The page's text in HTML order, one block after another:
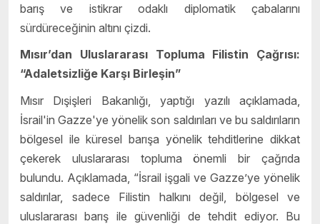
barış ve istikrar odaklı diplomatik çabalarını
sürdüreceğinin altını çizdi.
Mısır’dan Uluslararası Topluma Filistin Çağrısı:
“Adaletsizliğe Karşı Birleşin”
Mısır Dışişleri Bakanlığı, yaptığı yazılı açıklamada,
İsrail'in Gazze'ye yönelik son saldırıları ve bu saldırıların
bölgesel ile küresel barışa yönelik tehditlerine dikkat
çekerek uluslararası topluma önemli bir çağrıda
bulundu. Açıklamada, “İsrail işgali ve Gazze’ye yönelik
saldırılar, sadece Filistin halkını değil, bölgesel ve
uluslararası barış ile güvenliği de tehdit ediyor. Bu